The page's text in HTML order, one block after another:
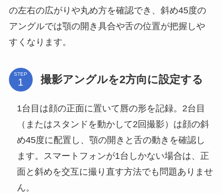
の左右の広がりや丸め方を確認でき、斜め45度の
アングルでは顎の開き具合や舌の位置が把握しや
すくなります。
STEP 撮影アングルを2方向に設定する
1台目は顔の正面に置いて唇の形を記録。2台目
（またはスタンドを動かして2回撮影）は顔の斜
め45度に配置し、顎の開きと舌の動きを確認し
ます。スマートフォンが1台しかない場合は、正
面と斜めを交互に撮り直す方法でも問題ありませ
ん。